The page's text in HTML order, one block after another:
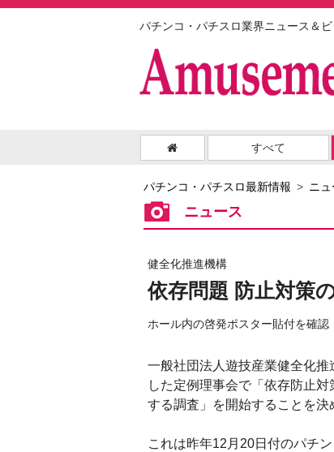
パチンコ・パチスロ業界ニュース＆
すべて
パチンコ・パチスロ最新情報 ニュ
ニュース
健全化推進機構
依存問題 防止対策
ホール内の啓発ポスター貼付を確認
一般社団法人遊技産業健全化
した定例理事会で「依存防止
する調査」を開始することを決
これは昨年12月20日付のパチ